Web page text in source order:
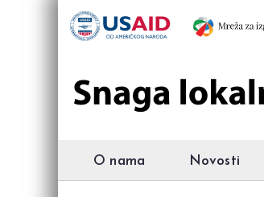
O nama Novosti